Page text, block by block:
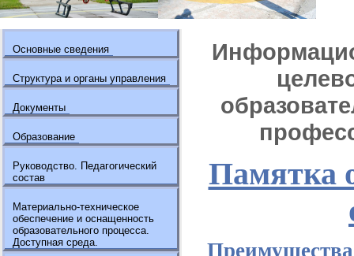
Основные сведения
Структура и органы управления
Документы
Образование
Руководство. Педагогический
состав
Материально-техническое
обеспечение и оснащенность
образовательного процесса.
Доступная среда.
Памятка